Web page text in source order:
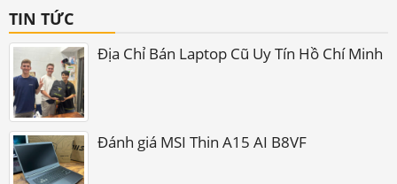
TIN TỨC
Địa Chỉ Bán Laptop Cũ Uy Tín Hồ Chí Minh
Đánh giá MSI Thin A15 AI B8VF